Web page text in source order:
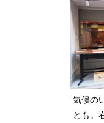
気候の
とも。